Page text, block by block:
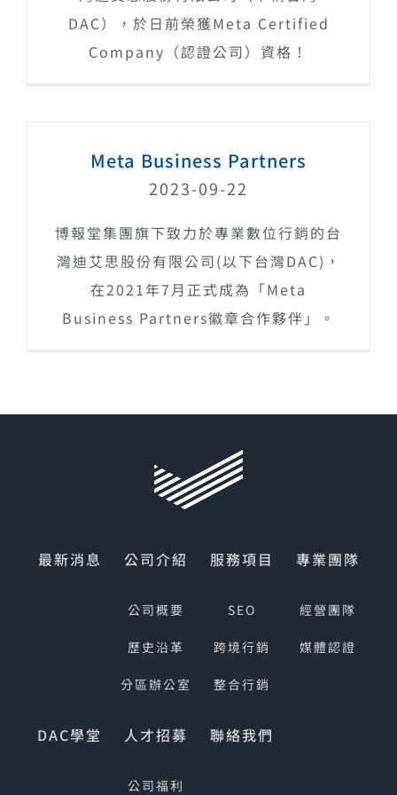
DAC），於日前榮獲Meta Certified
Company（認證公司）資格！
Meta Business Partners
2023-09-22
博報堂集團旗下致力於專業數位行銷的台
灣迪艾思股份有限公司(以下台灣DAC)，
在2021年7月正式成為「Meta
Business Partners徽章合作夥伴」。
最新消息 公司介紹
公司概要
歷史沿革
分區辦公室
服務項目
SEO
跨境行銷
整合行銷
專業團隊
經營團隊
媒體認證
DAC學堂 人才招募
公司福利
聯絡我們